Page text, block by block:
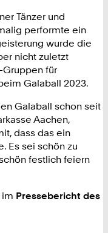
Tänzer und
performte ein
wurde die
nicht zuletzt
für
Galaball 2023.
Galaball schon seit
Aachen,
dass das ein
Es sei schön zu
festlich feiern
Pressebericht des